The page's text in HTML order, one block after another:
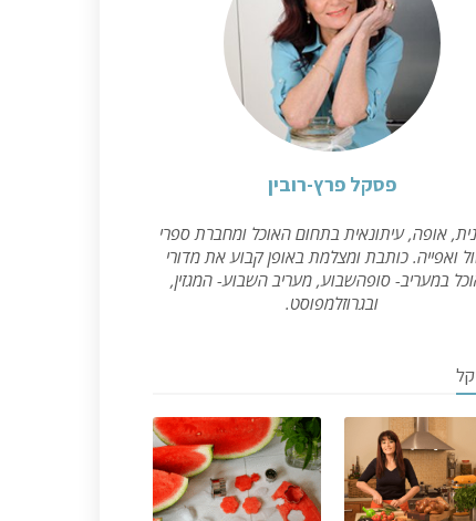
פסקל פרץ-רובין
אופה, עיתונאית בתחום האוכל ומחברת ספרי
ואפייה. כותבת ומצלמת באופן קבוע את מדורי
במעריב- סופהשבוע, מעריב השבוע- המגזין,
ובגרוזלמפוסט.